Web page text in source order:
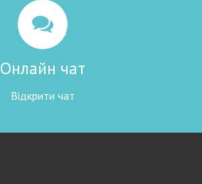
Онлайн чат
Відкрити чат